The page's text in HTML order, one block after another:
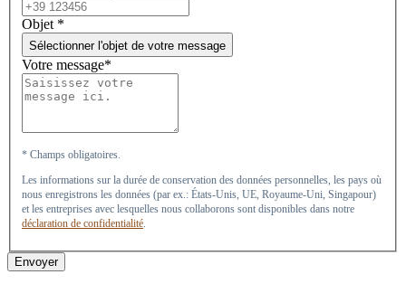
Objet *
Sélectionner l'objet de votre message
Votre message*
* Champs obligatoires.
Les informations sur la durée de conservation des données personnelles, les pays où
nous enregistrons les données (par ex.: États-Unis, UE, Royaume-Uni, Singapour)
et les entreprises avec lesquelles nous collaborons sont disponibles dans notre
déclaration de confidentialité.
Envoyer